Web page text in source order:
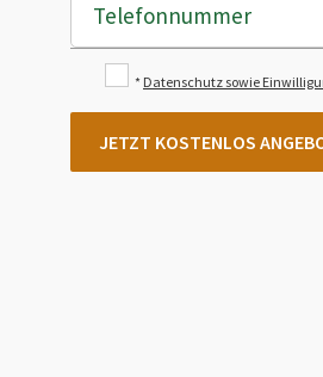
Telefonnummer
* Datenschutz sowie
JETZT KOSTENLOS